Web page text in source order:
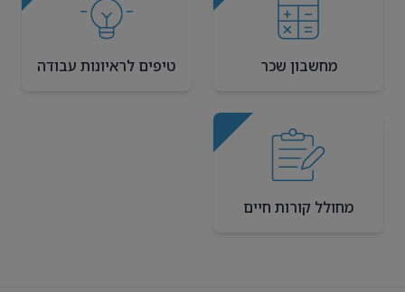
מחשבון שכר טיפים לראיונות עבודה
מחולל קורות חיים